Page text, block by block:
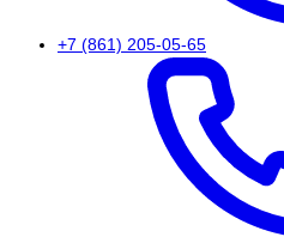
+7 (861) 205-05-65